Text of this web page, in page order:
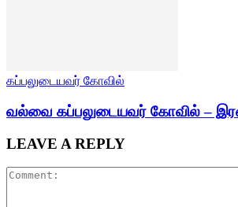
கப்பலுடையவர் கோவில்
வல்வை கப்பலுடையவர் கோவில் –
LEAVE A REPLY